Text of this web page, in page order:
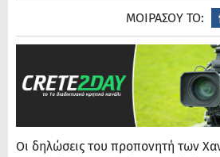
ΜΟΙΡΑΣΟΥ ΤΟ:
Οι δηλώσεις του προπονητή των